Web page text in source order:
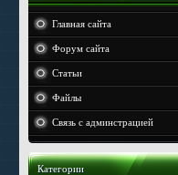
Главная сайта
Форум сайта
Статьи
Файлы
Связь с админстрацией
Категории